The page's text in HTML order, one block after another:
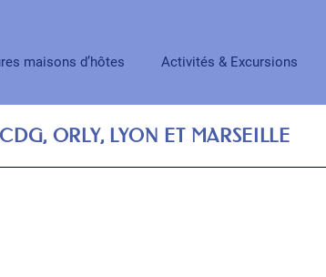
maisons d’hôtes Activités & Excursions
ORLY, LYON ET MARSEILLE